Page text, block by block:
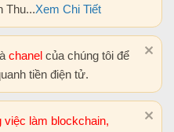
Thu...Xem Chi Tiết
chanel của chúng tôi để
tiền điện tử.
việc làm blockchain,